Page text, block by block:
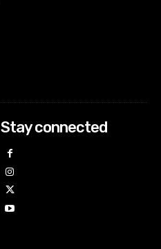
Stay connected